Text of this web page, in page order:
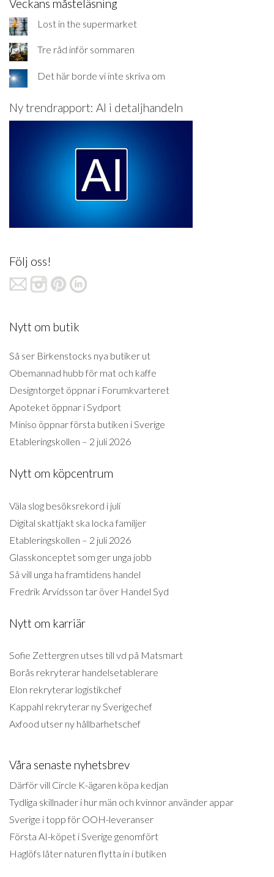
Veckans måsteläsning
Lost in the supermarket
Tre råd inför sommaren
Det här borde vi inte skriva om
Ny trendrapport: AI i detaljhandeln
Följ oss!
Nytt om butik
Så ser Birkenstocks nya butiker ut
Obemannad hubb för mat och kaffe
Designtorget öppnar i Forumkvarteret
Apoteket öppnar i Sydport
Miniso öppnar första butiken i Sverige
Etableringskollen – 2 juli 2026
Nytt om köpcentrum
Väla slog besöksrekord i juli
Digital skattjakt ska locka familjer
Etableringskollen – 2 juli 2026
Glasskonceptet som ger unga jobb
Så vill unga ha framtidens handel
Fredrik Arvidsson tar över Handel Syd
Nytt om karriär
Sofie Zettergren utses till vd på Matsmart
Borås rekryterar handelsetablerare
Elon rekryterar logistikchef
Kappahl rekryterar ny Sverigechef
Axfood utser ny hållbarhetschef
Våra senaste nyhetsbrev
Därför vill Circle K-ägaren köpa kedjan
Tydliga skillnader i hur män och kvinnor använder appar
Sverige i topp för OOH-leveranser
Första AI-köpet i Sverige genomfört
Haglöfs låter naturen flytta in i butiken